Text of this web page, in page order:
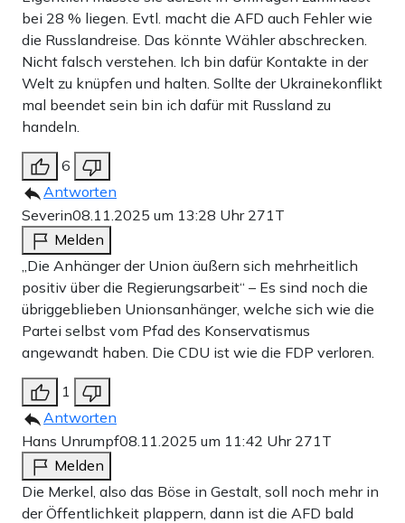
bei 28 % liegen. Evtl. macht die AFD auch Fehler wie
die Russlandreise. Das könnte Wähler abschrecken.
Nicht falsch verstehen. Ich bin dafür Kontakte in der
Welt zu knüpfen und halten. Sollte der Ukrainekonflikt
mal beendet sein bin ich dafür mit Russland zu
handeln.
6
Antworten
Severin08.11.2025 um 13:28 Uhr 271T
Melden
„Die Anhänger der Union äußern sich mehrheitlich
positiv über die Regierungsarbeit“ – Es sind noch die
übriggeblieben Unionsanhänger, welche sich wie die
Partei selbst vom Pfad des Konservatismus
angewandt haben. Die CDU ist wie die FDP verloren.
1
Antworten
Hans Unrumpf08.11.2025 um 11:42 Uhr 271T
Melden
Die Merkel, also das Böse in Gestalt, soll noch mehr in
der Öffentlichkeit plappern, dann ist die AFD bald